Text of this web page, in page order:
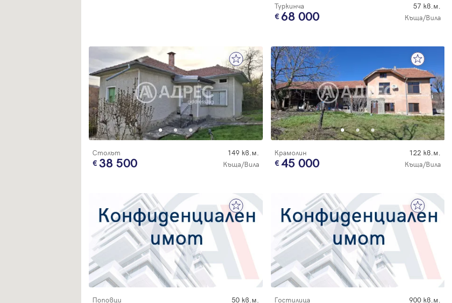
Туркинча 57 кв.м.
68 000 Къща/Вила
Столът 149 кв.м.
38 500 Къща/Вила
Крамолин 122 кв.м.
45 000 Къща/Вила
Поповци 50 кв.м. Гостилица 900 кв.м.
Благодарим ви! Проверете имейл адрес си, за да активирате
Благодарим ви! Очаквайте скоро да се свържем с вас!
Продължи с Google
или влезте с имейл
Парола
Вход с имейл
Забравена парола
Регистрация